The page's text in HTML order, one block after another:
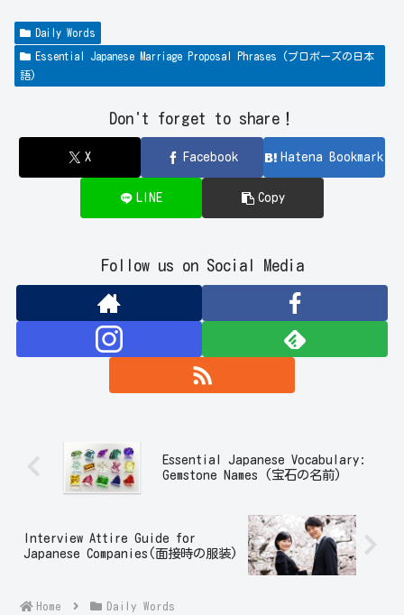
Daily Words
Essential Japanese Marriage Proposal Phrases (プロポーズの日本
語)
Don't forget to share！
X Facebook Hatena Bookmark
LINE Copy
Follow us on Social Media
Essential Japanese Vocabulary:
Gemstone Names (宝石の名前)
Interview Attire Guide for
Japanese Companies(面接時の服装)
Home Daily Words